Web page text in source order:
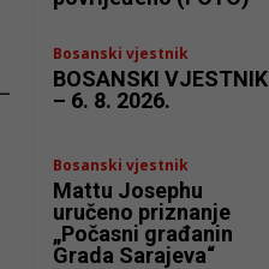
Bosanski vjestnik
BOSANSKI VJESTNIK
– 6. 8. 2026.
Bosanski vjestnik
Mattu Josephu
uručeno priznanje
„Počasni građanin
Grada Sarajeva“